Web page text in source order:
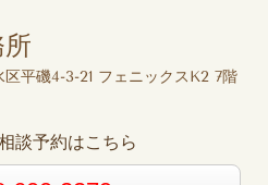
平磯4-3-21 フェニックスK2 7階
談予約はこちら